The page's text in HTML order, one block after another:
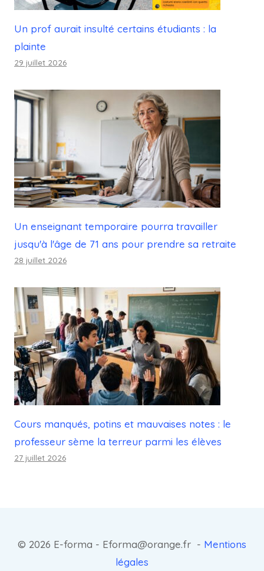
Un prof aurait insulté certains étudiants : la
plainte
29 juillet 2026
Un enseignant temporaire pourra travailler
jusqu'à l'âge de 71 ans pour prendre sa retraite
28 juillet 2026
Cours manqués, potins et mauvaises notes : le
professeur sème la terreur parmi les élèves
27 juillet 2026
© 2026 E-forma - Eforma@orange.fr - Mentions
légales